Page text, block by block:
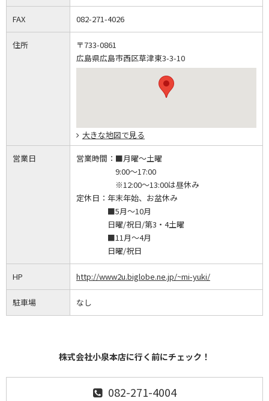
FAX 082-271-4026
住所
〒733-0861
広島県広島市西区草津東3-3-10
大きな地図で見る
営業日 営業時間： ■月曜～土曜
9:00～17:00
※12:00～13:00は昼休み
定休日： 年末年始、お盆休み
■5月～10月
日曜/祝日/第3・4土曜
■11月～4月
日曜/祝日
HP http://www2u.biglobe.ne.jp/~mi-yuki/
駐車場 なし
株式会社小泉本店に行く前にチェック！
082-271-4004